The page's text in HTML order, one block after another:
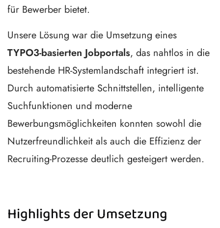
für Bewerber bietet.
Unsere Lösung war die Umsetzung eines
TYPO3-basierten Jobportals, das nahtlos in die
bestehende HR-Systemlandschaft integriert ist.
Durch automatisierte Schnittstellen, intelligente
Suchfunktionen und moderne
Bewerbungsmöglichkeiten konnten sowohl die
Nutzerfreundlichkeit als auch die Effizienz der
Recruiting-Prozesse deutlich gesteigert werden.
Highlights der Umsetzung